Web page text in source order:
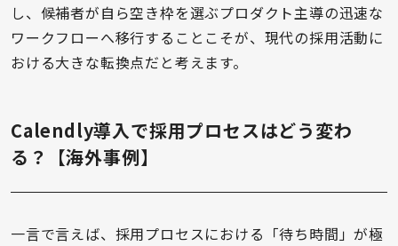
し、候補者が自ら空き枠を選ぶプロダクト主導の迅速な
ワークフローへ移行することこそが、現代の採用活動に
おける大きな転換点だと考えます。
Calendly導入で採用プロセスはどう変わ
る？【海外事例】
一言で言えば、採用プロセスにおける「待ち時間」が極